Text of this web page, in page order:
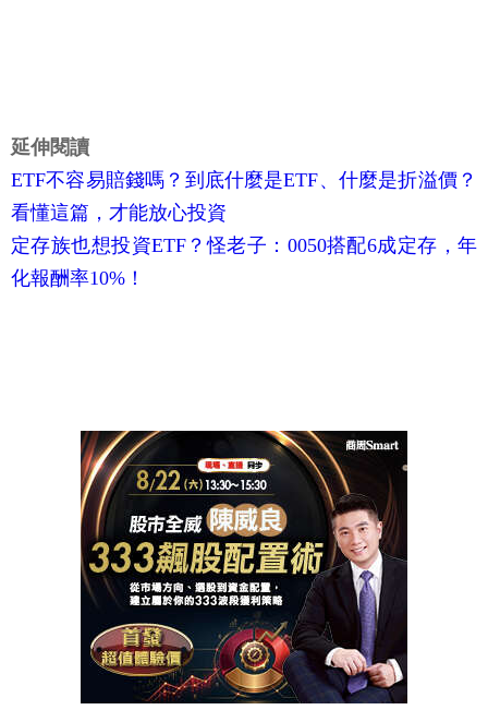
延伸閱讀
ETF不容易賠錢嗎？到底什麼是ETF、什麼是折溢價？
看懂這篇，才能放心投資
定存族也想投資ETF？怪老子：0050搭配6成定存，年
化報酬率10%！